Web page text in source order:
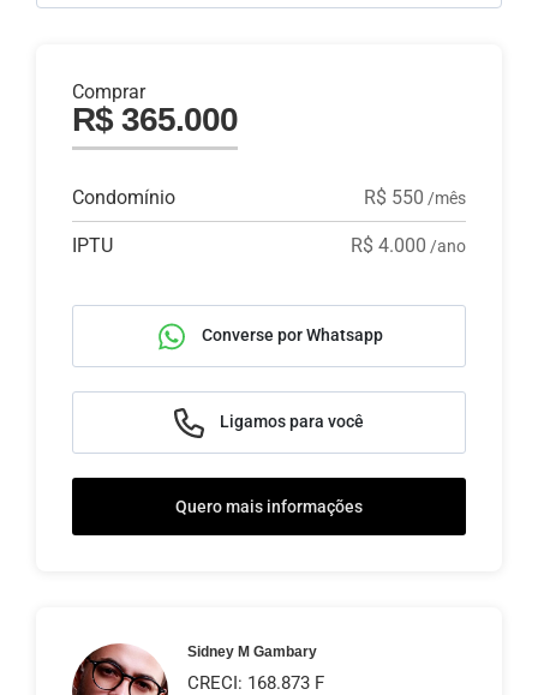
Comprar
R$ 365.000
Condomínio R$ 550 /mês
IPTU R$ 4.000 /ano
Converse por Whatsapp
Ligamos para você
Quero mais informações
Sidney M Gambary
CRECI: 168.873 F